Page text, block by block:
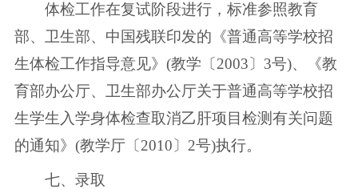
体检工作在复试阶段进行，标准参照教育
部、卫生部、中国残联印发的《普通高等学校招
生体检工作指导意见》(教学〔2003〕3号)、《教
育部办公厅、卫生部办公厅关于普通高等学校招
生学生入学身体检查取消乙肝项目检测有关问题
的通知》(教学厅〔2010〕2号)执行。
七、录取